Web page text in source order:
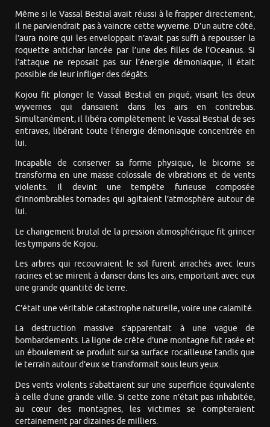
Même si le Vassal Bestial avait réussi à le frapper directement,
il ne parviendrait pas à vaincre cette wyverne. D’un autre côté,
l’aura noire qui les enveloppait n’avait pas suffi à repousser la
roquette antichar lancée par l’une des filles de l’Oceanus. Si
l’attaque ne reposait pas sur l’énergie démoniaque, il était
possible de leur infliger des dégâts.
Kojou fit plonger le Vassal Bestial en piqué, visant les deux
wyvernes qui dansaient dans les airs en contrebas.
Simultanément, il libéra complètement le Vassal Bestial de ses
entraves, libérant toute l’énergie démoniaque concentrée en
lui.
Incapable de conserver sa forme physique, le bicorne se
transforma en une masse colossale de vibrations et de vents
violents. Il devint une tempête furieuse composée
d’innombrables tornades qui agitaient l’atmosphère autour de
lui.
Le changement brutal de la pression atmosphérique fit grincer
les tympans de Kojou.
Les arbres qui recouvraient le sol furent arrachés avec leurs
racines et se mirent à danser dans les airs, emportant avec eux
une grande quantité de terre.
C’était une véritable catastrophe naturelle, voire une calamité.
La destruction massive s’apparentait à une vague de
bombardements. La ligne de crête d’une montagne fut rasée et
un éboulement se produit sur sa surface rocailleuse tandis que
le terrain autour d’eux se transformait sous leurs yeux.
Des vents violents s’abattaient sur une superficie équivalente
à celle d’une grande ville. Si cette zone n’était pas inhabitée,
au cœur des montagnes, les victimes se compteraient
certainement par dizaines de milliers.